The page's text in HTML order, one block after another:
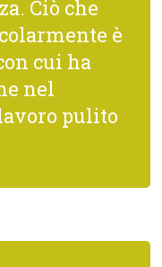
Ciò che
è
cui ha
nel
pulito